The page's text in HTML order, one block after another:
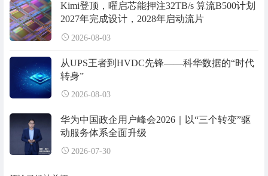
Kimi登顶，曜启芯能押注32TB/s 算流B500计划
2027年完成设计，2028年启动流片
2026-08-03
从UPS王者到HVDC先锋——科华数据的“时代
转身”
2026-08-03
华为中国政企用户峰会2026｜以“三个转变”驱
动服务体系全面升级
2026-07-30